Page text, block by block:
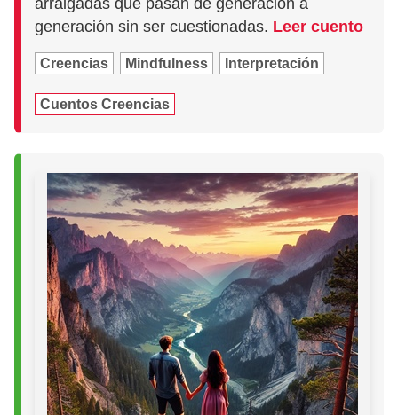
arraigadas que pasan de generación a
generación sin ser cuestionadas. Leer cuento
Creencias Mindfulness Interpretación
Cuentos Creencias